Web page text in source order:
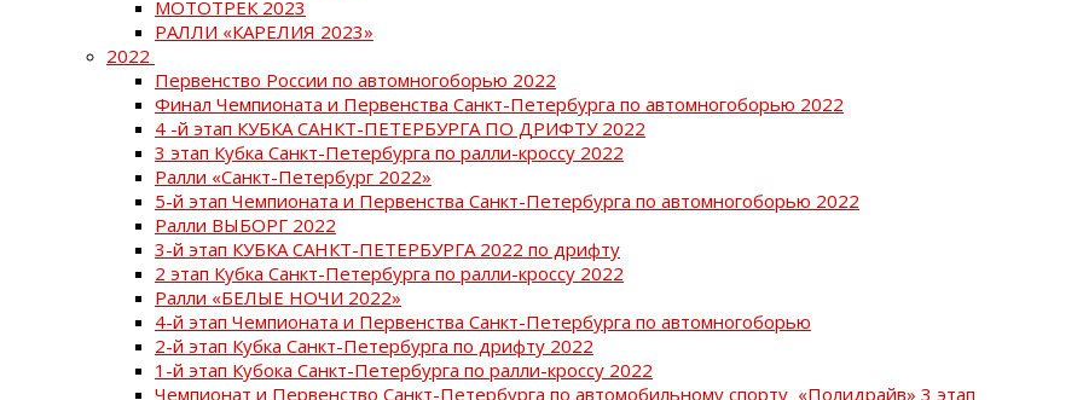
МОТОТРЕК 2023
РАЛЛИ «КАРЕЛИЯ 2023»
2022
Первенство России по автомногоборью 2022
Финал Чемпионата и Первенства Санкт-Петербурга по автомногоборью 2022
4 -й этап КУБКА САНКТ-ПЕТЕРБУРГА ПО ДРИФТУ 2022
3 этап Кубка Санкт-Петербурга по ралли-кроссу 2022
Ралли «Санкт-Петербург 2022»
5-й этап Чемпионата и Первенства Санкт-Петербурга по автомногоборью 2022
Ралли ВЫБОРГ 2022
3-й этап КУБКА САНКТ-ПЕТЕРБУРГА 2022 по дрифту
2 этап Кубка Санкт-Петербурга по ралли-кроссу 2022
Ралли «БЕЛЫЕ НОЧИ 2022»
4-й этап Чемпионата и Первенства Санкт-Петербурга по автомногоборью
2-й этап Кубка Санкт-Петербурга по дрифту 2022
1-й этап Кубока Санкт-Петербурга по ралли-кроссу 2022
Чемпионат и Первенство Санкт-Петербурга по автомобильному спорту «Полидрайв» 3 этап